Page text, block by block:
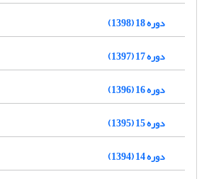
دوره 18 (1398)
دوره 17 (1397)
دوره 16 (1396)
دوره 15 (1395)
دوره 14 (1394)